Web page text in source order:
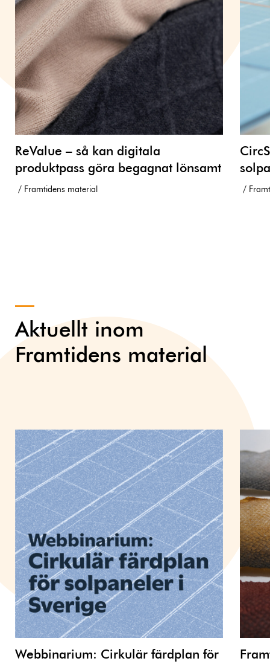
ReValue – så kan digitala
produktpass göra begagnat lönsamt
Framtidens material
Aktuellt inom
Framtidens material
Webbinarium: Cirkulär färdplan för